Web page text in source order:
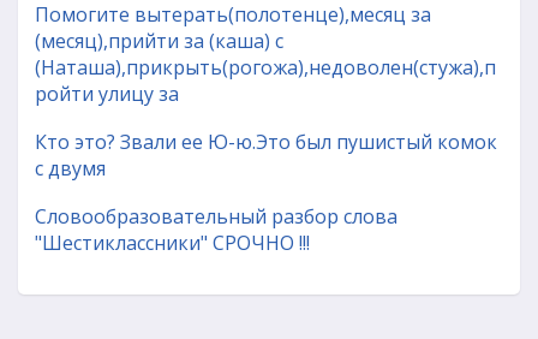
Помогите вытерать(полотенце),месяц за
(месяц),прийти за (каша) с
(Наташа),прикрыть(рогожа),недоволен(стужа),п
ройти улицу за
Кто это? Звали ее Ю-ю.Это был пушистый комок
с двумя
Словообразовательный разбор слова
"Шестиклассники" СРОЧНО !!!